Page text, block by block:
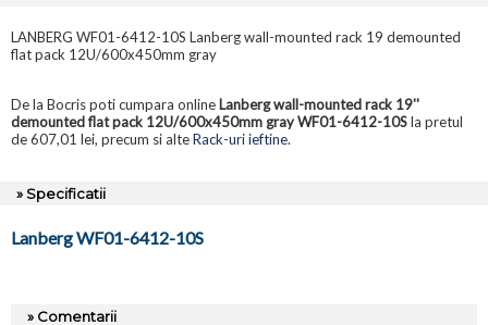
LANBERG WF01-6412-10S Lanberg wall-mounted rack 19 demounted
flat pack 12U/600x450mm gray
De la Bocris poti cumpara online Lanberg wall-mounted rack 19''
demounted flat pack 12U/600x450mm gray WF01-6412-10Sla pretul
de 607,01 lei, precum si alteRack-uri ieftine.
» Specificatii
Lanberg WF01-6412-10S
» Comentarii